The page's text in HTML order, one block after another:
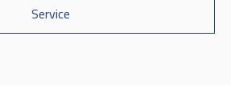
Service